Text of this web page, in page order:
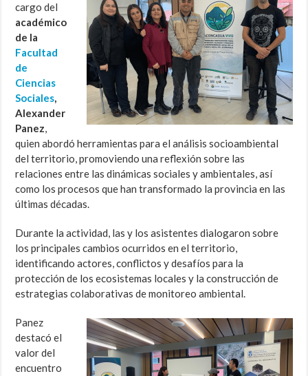
cargo del
académico
de la
Facultad
de
Ciencias
Sociales,
Alexander
Panez,
quien abordó herramientas para el análisis socioambiental
del territorio, promoviendo una reflexión sobre las
relaciones entre las dinámicas sociales y ambientales, así
como los procesos que han transformado la provincia en las
últimas décadas.
Durante la actividad, las y los asistentes dialogaron sobre
los principales cambios ocurridos en el territorio,
identificando actores, conflictos y desafíos para la
protección de los ecosistemas locales y la construcción de
estrategias colaborativas de monitoreo ambiental.
Panez
destacó el
valor del
encuentro